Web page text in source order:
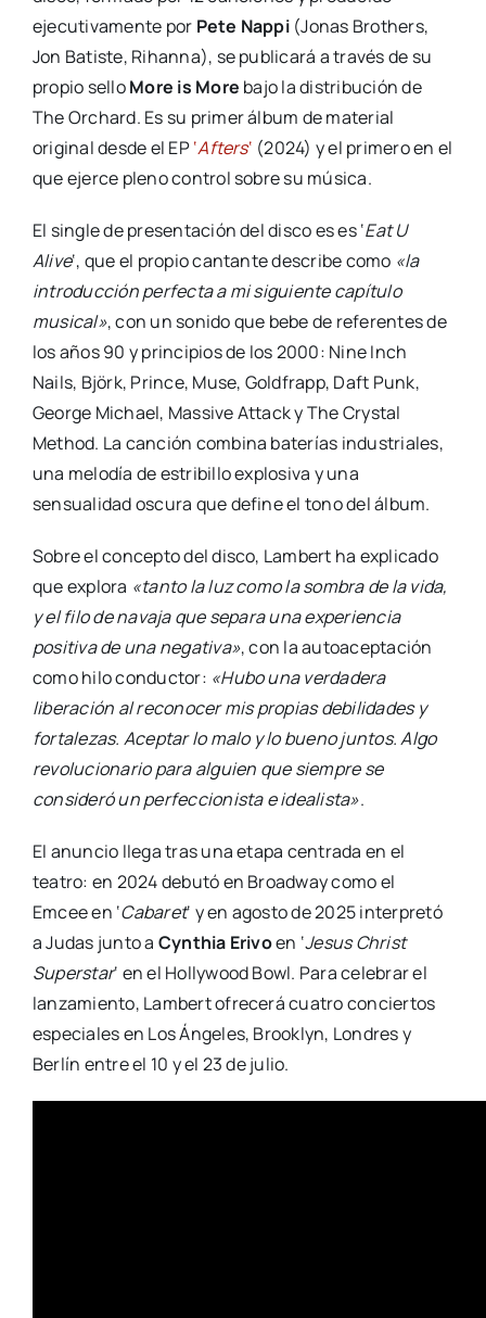
ejecutivamente por Pete Nappi(Jonas Brothers,
Jon Batiste, Rihanna), se publicará a través de su
propio selloMore is More bajo la distribución de
The Orchard. Es su primer álbum de material
original desde el EP‘Afters‘ (2024) y el primero en el
que ejerce pleno control sobre su música.
El single de presentación del disco es es ‘Eat U
Alive‘, que el propio cantante describe como «la
introducción perfecta a mi siguiente capítulo
musical», con un sonido que bebe de referentes de
los años 90 y principios de los 2000: Nine Inch
Nails, Björk, Prince, Muse, Goldfrapp, Daft Punk,
George Michael, Massive Attack y The Crystal
Method. La canción combina baterías industriales,
una melodía de estribillo explosiva y una
sensualidad oscura que define el tono del álbum.
Sobre el concepto del disco, Lambert ha explicado
que explora «tanto la luz como la sombra de la vida,
y el filo de navaja que separa una experiencia
positiva de una negativa», con la autoaceptación
como hilo conductor: «Hubo una verdadera
liberación al reconocer mis propias debilidades y
fortalezas. Aceptar lo malo y lo bueno juntos. Algo
revolucionario para alguien que siempre se
consideró un perfeccionista e idealista».
El anuncio llega tras una etapa centrada en el
teatro: en 2024 debutó en Broadway como el
Emcee en ‘Cabaret‘ y en agosto de 2025 interpretó
a Judas junto a Cynthia Erivoen ‘Jesus Christ
Superstar‘ en el Hollywood Bowl. Para celebrar el
lanzamiento, Lambert ofrecerá cuatro conciertos
especiales en Los Ángeles, Brooklyn, Londres y
Berlín entre el 10 y el 23 de julio.